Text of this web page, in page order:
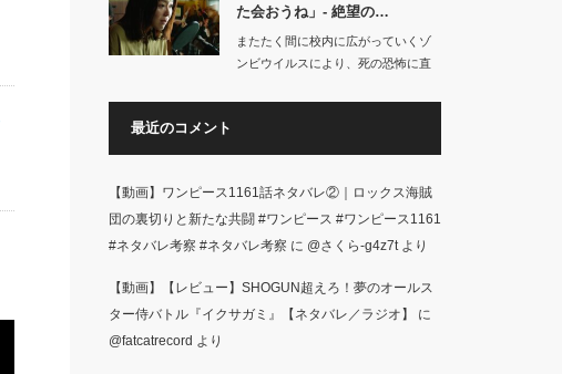
た会おうね」- 絶望の…
またたく間に校内に広がっていくゾ
ンビウイルスにより、死の恐怖に直
最近のコメント
【動画】ワンピース1161話ネタバレ②｜ロックス海賊
団の裏切りと新たな共闘 #ワンピース #ワンピース1161
#ネタバレ考察 #ネタバレ考察 に @さくら-g4z7tより
【動画】【レビュー】SHOGUN超えろ！夢のオールス
ター侍バトル『イクサガミ』【ネタバレ／ラジオ】
に
@fatcatrecord より